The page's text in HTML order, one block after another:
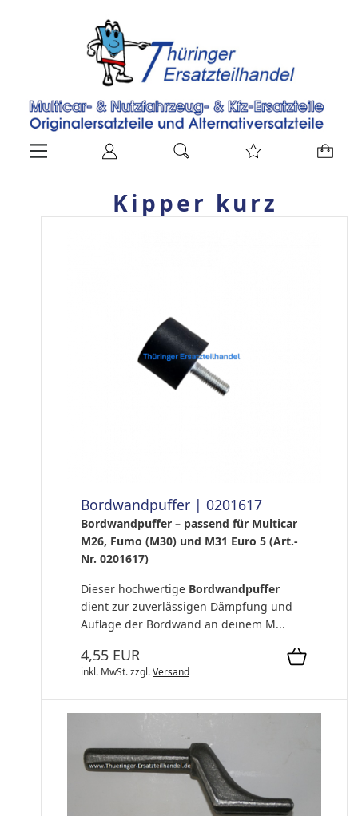
Kipper kurz
Bordwandpuffer | 0201617
Bordwandpuffer – passend für Multicar
M26, Fumo (M30) und M31 Euro 5 (Art.-
Nr. 0201617)
Dieser hochwertige Bordwandpuffer
dient zur zuverlässigen Dämpfung und
Auflage der Bordwand an deinem M...
4,55 EUR
inkl. MwSt.zzgl.Versand